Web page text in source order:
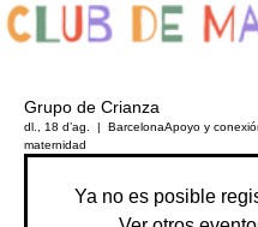
Grupo de Crianza
dl., 18 d’ag.
  |
BarcelonaApoyo y
maternidad
Ya no es posible